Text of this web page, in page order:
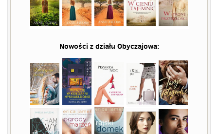
Nowości z działu Obyczajowa: